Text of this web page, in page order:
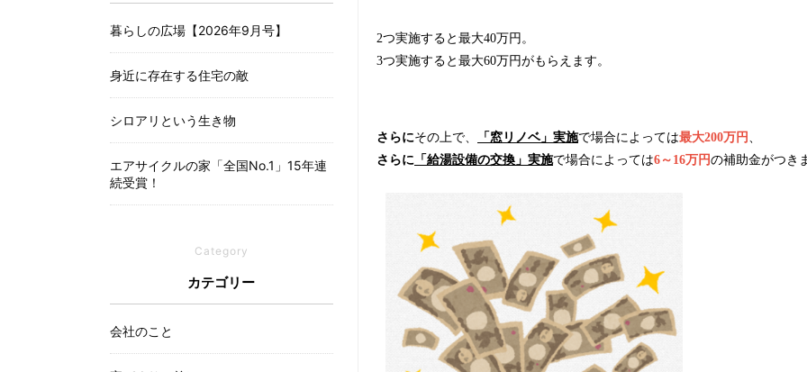
2つ実施すると最大40万円。
3つ実施すると最大60万円がもらえます。
さらにその上で、 「窓リノベ」実施で場合によっては最大200万円 、
さらに 「給湯設備の交換」実施で場合によっては6～16万円の補助金がつき
暮らしの広場【2026年9月号】
身近に存在する住宅の敵
シロアリという生き物
エアサイクルの家「全国No.1」15年連
続受賞！
Category
カテゴリー
会社のこと